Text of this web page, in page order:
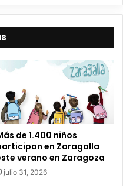
de 1.400 niños
en Zaragalla
verano en Zaragoza
julio 31, 2026